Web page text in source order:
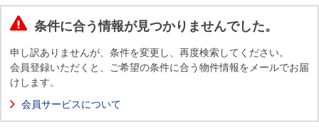
買いたいTOP
中古
マン
築・
売りたいTOP
無
料
却
店舗案内TOP
店舗のご
案内（首
案内（名
案内（関
会社情報TOP
ごあいさ
つ
要
Way
採用情報TOP
新卒採用
情報
採用情報
店舗案内
会社情報
採用情報
条件に合う情報が見つかりませんでした。
申し訳ありませんが、条件を変更し、再度検索してください。
会員登録いただくと、ご希望の条件に合う物件情報をメールでお届
けします。
会員サービスについて